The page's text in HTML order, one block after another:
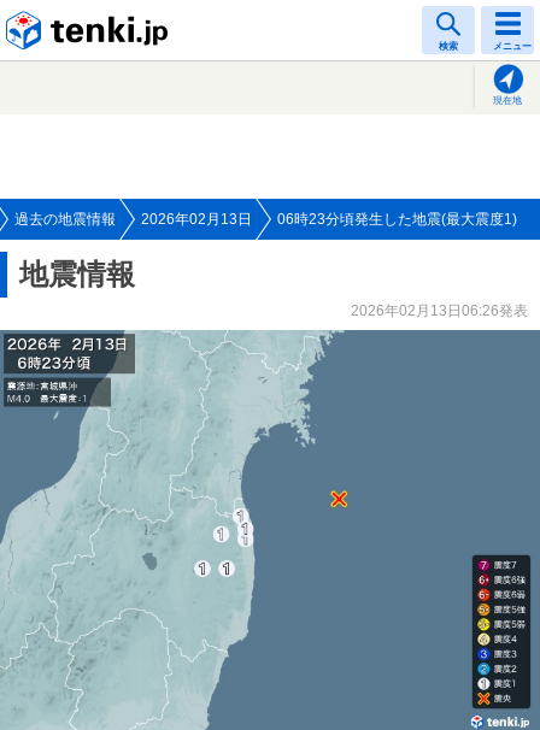
検索 メニュー
現在地
過去の地震情報 2026年02月13日 06時23分頃発生した地震(最大震度1)
地震情報
2026年02月13日06:26発表